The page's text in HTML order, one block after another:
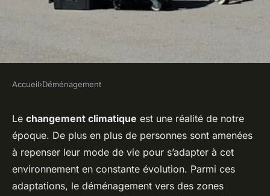
DÉMÉNAGEMENT
Comment préparer un
déménagement dans une zone
connue pour ses conditions
climatiques extrêmes ?
Accueil›Déménagement
Le changement climatique est une réalité de notre
époque. De plus en plus de personnes sont amenées
à repenser leur mode de vie pour s’adapter à cet
environnement en constante évolution. Parmi ces
adaptations, le déménagement vers des zones